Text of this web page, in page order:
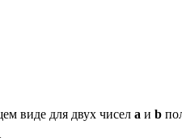
виде для двух чисел a и b